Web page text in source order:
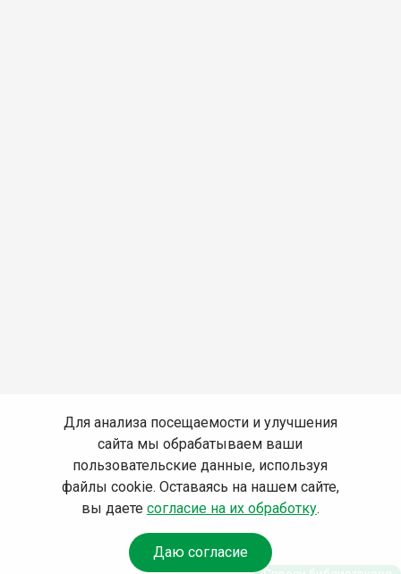
Для анализа посещаемости и улучшения
сайта мы обрабатываем ваши
пользовательские данные, используя
файлы cookie. Оставаясь на нашем сайте,
вы даете согласие на их обработку.
Даю согласие